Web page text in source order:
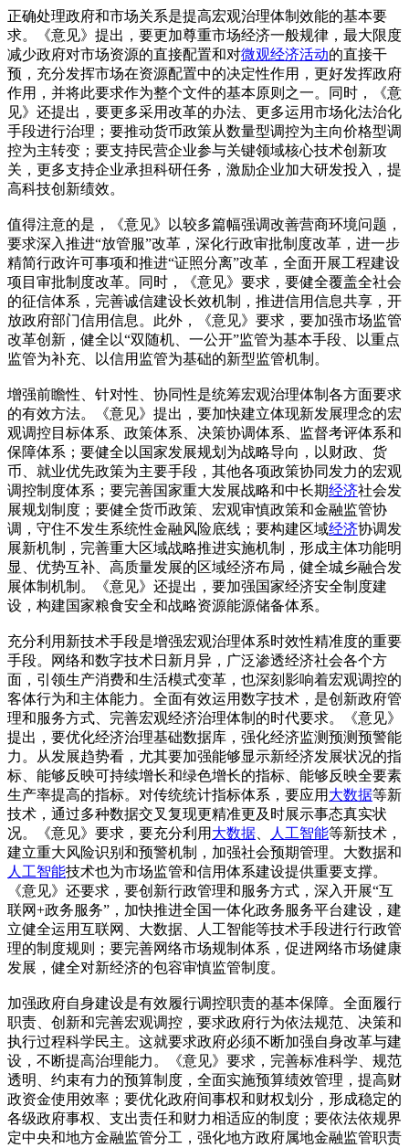
正确处理政府和市场关系是提高宏观治理体制效能的基本要
求。《意见》提出，要更加尊重市场经济一般规律，最大限度
减少政府对市场资源的直接配置和对微观经济活动的直接干
预，充分发挥市场在资源配置中的决定性作用，更好发挥政府
作用，并将此要求作为整个文件的基本原则之一。同时，《意
见》还提出，要更多采用改革的办法、更多运用市场化法治化
手段进行治理；要推动货币政策从数量型调控为主向价格型调
控为主转变；要支持民营企业参与关键领域核心技术创新攻
关，更多支持企业承担科研任务，激励企业加大研发投入，提
高科技创新绩效。
值得注意的是，《意见》以较多篇幅强调改善营商环境问题，
要求深入推进“放管服”改革，深化行政审批制度改革，进一步
精简行政许可事项和推进“证照分离”改革，全面开展工程建设
项目审批制度改革。同时，《意见》要求，要健全覆盖全社会
的征信体系，完善诚信建设长效机制，推进信用信息共享，开
放政府部门信用信息。此外，《意见》要求，要加强市场监管
改革创新，健全以“双随机、一公开”监管为基本手段、以重点
监管为补充、以信用监管为基础的新型监管机制。
增强前瞻性、针对性、协同性是统筹宏观治理体制各方面要求
的有效方法。《意见》提出，要加快建立体现新发展理念的宏
观调控目标体系、政策体系、决策协调体系、监督考评体系和
保障体系；要健全以国家发展规划为战略导向，以财政、货
币、就业优先政策为主要手段，其他各项政策协同发力的宏观
调控制度体系；要完善国家重大发展战略和中长期经济社会发
展规划制度；要健全货币政策、宏观审慎政策和金融监管协
调，守住不发生系统性金融风险底线；要构建区域经济协调发
展新机制，完善重大区域战略推进实施机制，形成主体功能明
显、优势互补、高质量发展的区域经济布局，健全城乡融合发
展体制机制。《意见》还提出，要加强国家经济安全制度建
设，构建国家粮食安全和战略资源能源储备体系。
充分利用新技术手段是增强宏观治理体系时效性精准度的重要
手段。网络和数字技术日新月异，广泛渗透经济社会各个方
面，引领生产消费和生活模式变革，也深刻影响着宏观调控的
客体行为和主体能力。全面有效运用数字技术，是创新政府管
理和服务方式、完善宏观经济治理体制的时代要求。《意见》
提出，要优化经济治理基础数据库，强化经济监测预测预警能
力。从发展趋势看，尤其要加强能够显示新经济发展状况的指
标、能够反映可持续增长和绿色增长的指标、能够反映全要素
生产率提高的指标。对传统统计指标体系，要应用 大数据等新
技术，通过多种数据交叉复现更精准更及时展示事态真实状
况。《意见》要求，要充分利用 大数据 人工智能等新技术，
建立重大风险识别和预警机制，加强社会预期管理。大数据和
人工智能技术也为市场监管和信用体系建设提供重要支撑。
《意见》还要求，要创新行政管理和服务方式，深入开展“互
联网+政务服务”，加快推进全国一体化政务服务平台建设，建
立健全运用互联网、大数据、人工智能等技术手段进行行政管
理的制度规则；要完善网络市场规制体系，促进网络市场健康
发展，健全对新经济的包容审慎监管制度。
加强政府自身建设是有效履行调控职责的基本保障。全面履行
职责、创新和完善宏观调控，要求政府行为依法规范、决策和
执行过程科学民主。这就要求政府必须不断加强自身改革与建
设，不断提高治理能力。《意见》要求，完善标准科学、规范
透明、约束有力的预算制度，全面实施预算绩效管理，提高财
政资金使用效率；要优化政府间事权和财权划分，形成稳定的
各级政府事权、支出责任和财力相适应的制度；要依法依规界
定中央和地方金融监管分工，强化地方政府属地金融监管职责